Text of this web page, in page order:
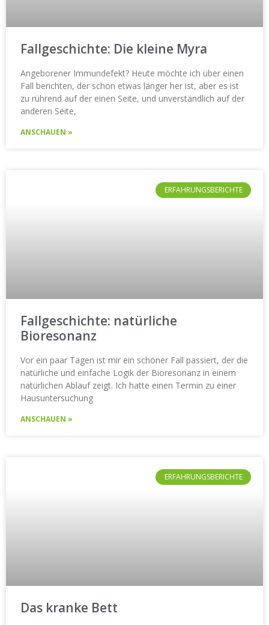
Fallgeschichte: Die kleine Myra
Angeborener Immundefekt? Heute möchte ich über einen
Fall berichten, der schon etwas länger her ist, aber es ist
zu rührend auf der einen Seite, und unverständlich auf der
anderen Seite,
ANSCHAUEN »
ERFAHRUNGSBERICHTE
Fallgeschichte: natürliche
Bioresonanz
Vor ein paar Tagen ist mir ein schöner Fall passiert, der die
natürliche und einfache Logik der Bioresonanz in einem
natürlichen Ablauf zeigt. Ich hatte einen Termin zu einer
Hausuntersuchung
ANSCHAUEN »
ERFAHRUNGSBERICHTE
Das kranke Bett